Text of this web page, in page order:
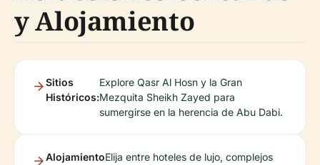
y Alojamiento
Sitios
Históricos:
Explore Qasr Al Hosn y la Gran
Mezquita Sheikh Zayed para
sumergirse en la herencia de Abu Dabi.
AlojamientoElija entre hoteles de lujo, complejos